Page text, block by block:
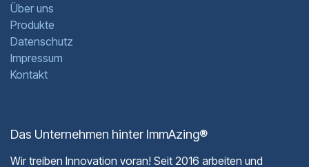
Über uns
Produkte
Datenschutz
Impressum
Kontakt
Das Unternehmen hinter ImmAzing®
Wir treiben Innovation voran! Seit 2016 arbeiten und